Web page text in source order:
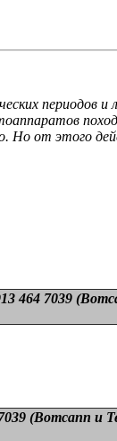
периодов и
Но от этого
464 7039
(Вотсапп и